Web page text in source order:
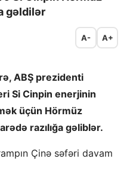
gəldilər
A- A+
ABŞ prezidenti
Si Cinpin enerjinin
üçün Hörmüz
razılığa gəliblər.
Çinə səfəri davam